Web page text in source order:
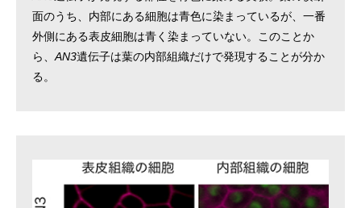
面のうち、内部にある細胞は青色に染まっているが、一番
外側にある表皮細胞は青く染まっていない。このことか
ら、 AN3遺伝子は葉の内部組織だけで発現することが分か
る。